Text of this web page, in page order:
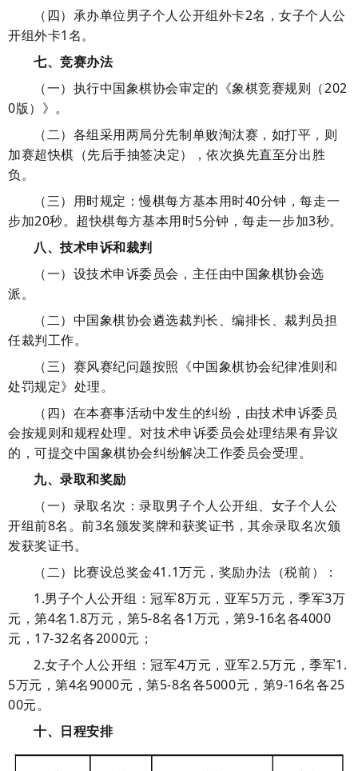
（四） 承办单位男子个人公开组外卡2名，女子个人公
开组外卡1名。
七、竞赛办法
（一） 执行中国象棋协会审定的《象棋竞赛规则（202
0版）》。
（二） 各组采用两局分先制单败淘汰赛，如打平，则
加赛超快棋（先后手抽签决定），依次换先直至分出胜
负。
（三） 用时规定：慢棋每方基本用时40分钟，每走一
步加20秒。超快棋每方基本用时5分钟，每走一步加3秒。
八、技术申诉和裁判
（一） 设技术申诉委员会，主任由中国象棋协会选
派。
（二） 中国象棋协会遴选裁判长、编排长、裁判员担
任裁判工作。
（三） 赛风赛纪问题按照《中国象棋协会纪律准则和
处罚规定》处理。
（四） 在本赛事活动中发生的纠纷，由技术申诉委员
会按规则和规程处理。对技术申诉委员会处理结果有异议
的，可提交中国象棋协会纠纷解决工作委员会受理。
九、录取和奖励
（一） 录取名次：录取男子个人公开组、 女子个人公
开组前8名。前3名颁发奖牌和获奖证书，其余录取名次颁
发获奖证书。
（二）比赛设总奖金41.1万元 ， 奖励办法 （税前）
：
1.男子个人公开组 ：冠军8万元，亚军5万元，季军3万
元，第4名1.8万元，第5-8名各1万元，第9-16名各4000
元 ， 17-32名各2000元；
2.女子个人公开组 ：冠军4万元，亚军2.5万元，季军1.
5万元，第4名9000元，第5-8名各5000元 ， 第9-16名各25
00元。
十、日程安排